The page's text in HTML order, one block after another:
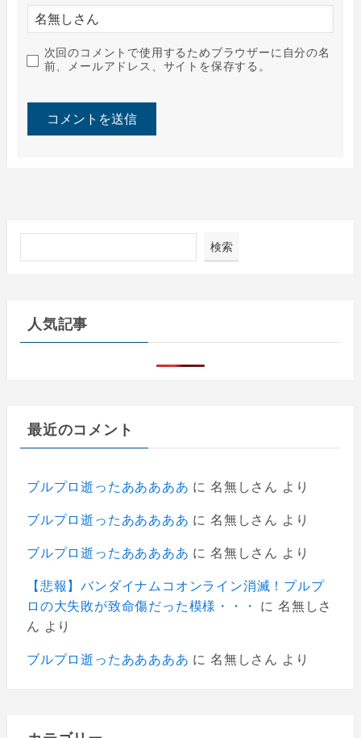
次回のコメントで使用するためブラウザーに自分の名
前、メールアドレス、サイトを保存する。
検索
人気記事
最近のコメント
ブルプロ逝ったあああああ に 名無しさん より
ブルプロ逝ったあああああ に 名無しさん より
ブルプロ逝ったあああああ に 名無しさん より
【悲報】バンダイナムコオンライン消滅！プルプ
ロの大失敗が致命傷だった模様・・・
に 名無しさ
ん より
ブルプロ逝ったあああああ に 名無しさん より